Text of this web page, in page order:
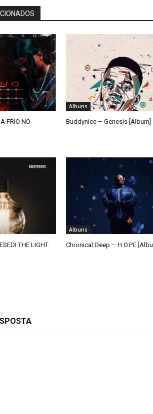
FRIO NO
Albuns
Buddynice – Genesis [Album]
THE LIGHT
Albuns
Chronical Deep – H.O.P.E